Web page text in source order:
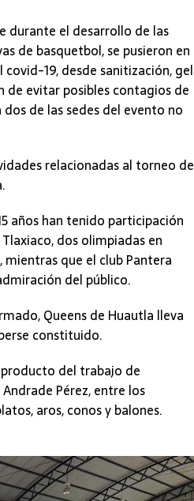
durante el desarrollo de las
de basquetbol, se pusieron en
19, desde sanitización, gel
de evitar posibles contagios de
de las sedes del evento no
relacionadas al torneo de
años han tenido participación
dos olimpiadas en
que el club Pantera
del público.
Queens de Huautla lleva
constituido.
del trabajo de
Pérez, entre los
aros, conos y balones.